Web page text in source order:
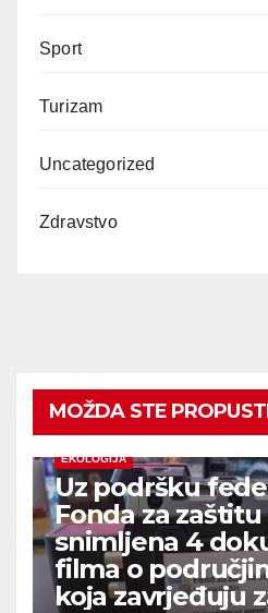
Sport
Turizam
Uncategorized
Zdravstvo
MOŽDA STE
EKOLOGIJA
Uz podršku
Fonda za
snimljena 4
filma o
koja zavrjeđuju